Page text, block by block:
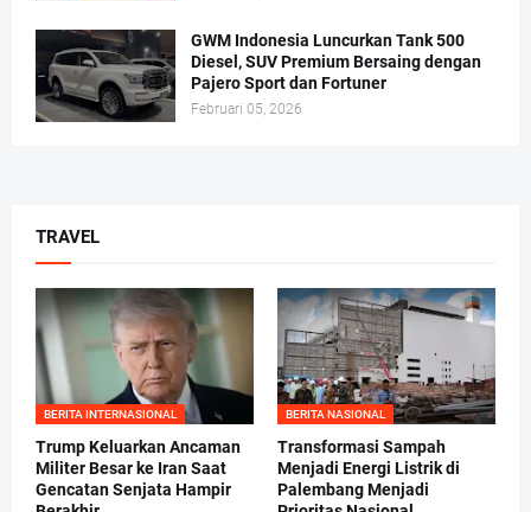
GWM Indonesia Luncurkan Tank 500
Diesel, SUV Premium Bersaing dengan
Pajero Sport dan Fortuner
Februari 05, 2026
TRAVEL
BERITA INTERNASIONAL
Trump Keluarkan Ancaman
Militer Besar ke Iran Saat
Gencatan Senjata Hampir
BERITA NASIONAL
Transformasi Sampah
Menjadi Energi Listrik di
Palembang Menjadi